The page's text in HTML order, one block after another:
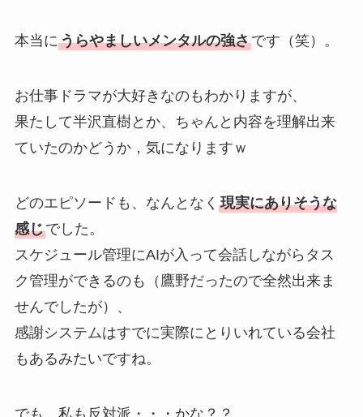
本当にうらやましいメンタルの強さです（笑）。
お仕事ドラマが大好きなのもわかりますが、
果たして半沢直樹とか、ちゃんと内容を理解出来
ていたのかどうか，気になりますｗ
どのエピソードも、なんとなく 現実にありそうな
感じでした。
スケジュール管理にAIが入って会話しながらタス
ク管理ができるのも（鷹野だったので全然出来ま
せんでしたが）、
感謝システムはすでに実際にとりいれている会社
もあるみたいですね。
でも、私も反対派・・・かな？？